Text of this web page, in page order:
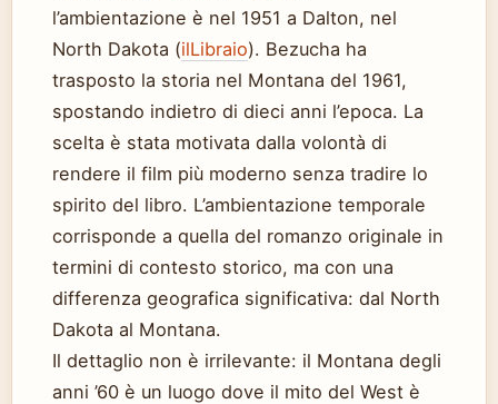
l’ambientazione è nel 1951 a Dalton, nel
North Dakota (ilLibraio). Bezucha ha
trasposto la storia nel Montana del 1961,
spostando indietro di dieci anni l’epoca. La
scelta è stata motivata dalla volontà di
rendere il film più moderno senza tradire lo
spirito del libro. L’ambientazione temporale
corrisponde a quella del romanzo originale in
termini di contesto storico, ma con una
differenza geografica significativa: dal North
Dakota al Montana.
Il dettaglio non è irrilevante: il Montana degli
anni ’60 è un luogo dove il mito del West è